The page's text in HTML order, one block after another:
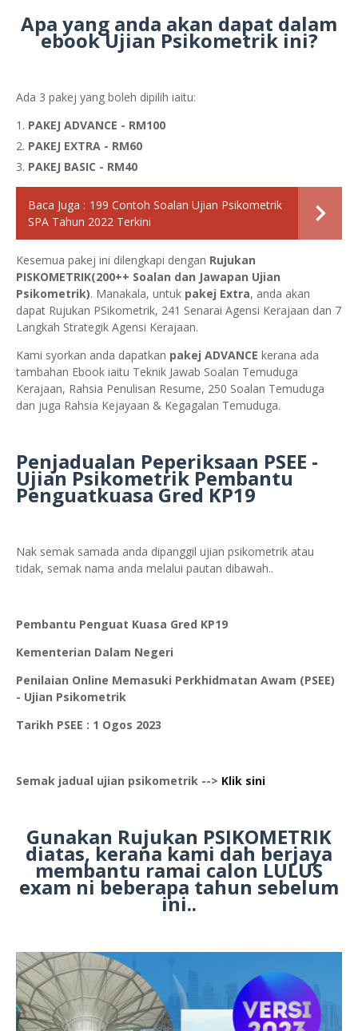
Apa yang anda akan dapat dalam
ebook Ujian Psikometrik ini?
Ada 3 pakej yang boleh dipilih iaitu:
PAKEJ ADVANCE - RM100
PAKEJ EXTRA - RM60
PAKEJ BASIC - RM40
Baca Juga : 199 Contoh Soalan Ujian Psikometrik
SPA Tahun 2022 Terkini
Kesemua pakej ini dilengkapi dengan Rujukan
PISKOMETRIK(200++ Soalan dan Jawapan Ujian
Psikometrik). Manakala, untuk pakej Extra, anda akan
dapat Rujukan PSikometrik, 241 Senarai Agensi Kerajaan dan 7
Langkah Strategik Agensi Kerajaan.
Kami syorkan anda dapatkan pakej ADVANCE kerana ada
tambahan Ebook iaitu Teknik Jawab Soalan Temuduga
Kerajaan, Rahsia Penulisan Resume, 250 Soalan Temuduga
dan juga Rahsia Kejayaan & Kegagalan Temuduga.
Penjadualan Peperiksaan PSEE -
Ujian Psikometrik Pembantu
Penguatkuasa Gred KP19
Nak semak samada anda dipanggil ujian psikometrik atau
tidak, semak nama anda melalui pautan dibawah..
Pembantu Penguat Kuasa Gred KP19
Kementerian Dalam Negeri
Penilaian Online Memasuki Perkhidmatan Awam (PSEE)
- Ujian Psikometrik
Tarikh PSEE : 1 Ogos 2023
Semak jadual ujian psikometrik --> Klik sini
Gunakan Rujukan PSIKOMETRIK
diatas, kerana kami dah berjaya
membantu ramai calon LULUS
exam ni beberapa tahun sebelum
ini..